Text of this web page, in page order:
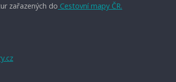
zařazených do Cestovní mapy ČR.